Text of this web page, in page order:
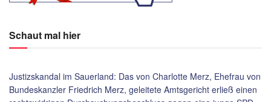
Schaut mal hier
Justizskandal im Sauerland: Das von Charlotte Merz, Ehefrau von
Bundeskanzler Friedrich Merz, geleitete Amtsgericht erließ einen